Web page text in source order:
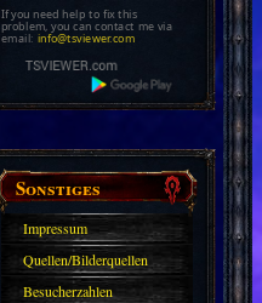
If you need help to fix this
problem, you can contact me via
email: info@tsviewer.com
Sonstiges
Impressum
Quellen/Bilderquellen
Besucherzahlen